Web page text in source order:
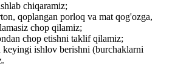
chiqaramiz;
qoplangan porloq va mat qog'ozga,
chop qilamiz;
chop etishni taklif qilamiz;
keyingi ishlov berishni (burchaklarni